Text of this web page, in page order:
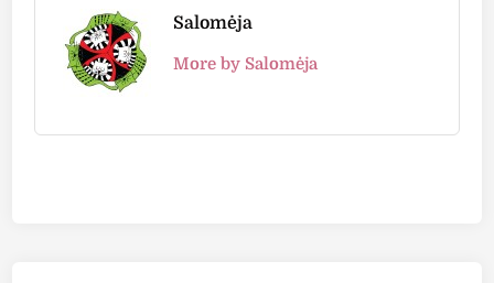
Salomėja
More by Salomėja